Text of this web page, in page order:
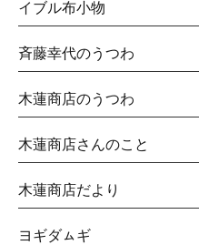
イブル布小物
斉藤幸代のうつわ
木蓮商店のうつわ
木蓮商店さんのこと
木蓮商店だより
ヨギダㇺギ